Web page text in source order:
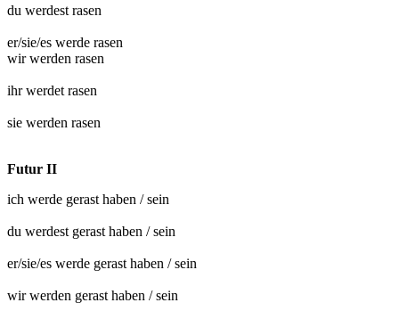
du werdest rasen
er/sie/es werde rasen
wir werden rasen
ihr werdet rasen
sie werden rasen
Futur II
ich werde gerast haben / sein
du werdest gerast haben / sein
er/sie/es werde gerast haben / sein
wir werden gerast haben / sein